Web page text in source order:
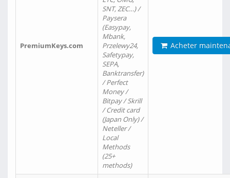
PremiumKeys.com
SNT, ZEC…) /
Paysera
(Easypay,
Mbank,
Przelewy24,
Safetypay,
SEPA,
Banktransfer)
/ Perfect
Money /
Bitpay / Skrill
/ Credit card
(Japan Only) /
Neteller /
Local
Methods
(25+
methods)
Acheter